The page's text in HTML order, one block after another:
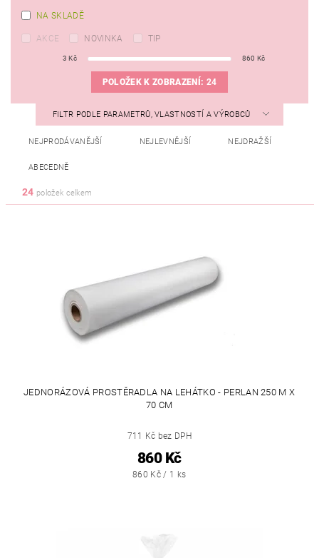
NA SKLADĚ
AKCE NOVINKA TIP
3 Kč 860 Kč
POLOŽEK K ZOBRAZENÍ: 24
FILTR PODLE PARAMETRŮ, VLASTNOSTÍ A VÝROBCŮ
NEJPRODÁVANĚJŠÍ NEJLEVNĚJŠÍ NEJDRAŽŠÍ
ABECEDNĚ
24 položek celkem
JEDNORÁZOVÁ PROSTĚRADLA NA LEHÁTKO - PERLAN 250 M X
70 CM
711 Kč bez DPH
860 Kč
860 Kč / 1 ks